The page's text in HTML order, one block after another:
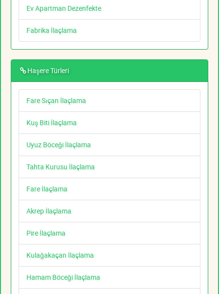
Ev Apartman Dezenfekte
Fabrika İlaçlama
Haşere Türleri
Fare Sıçan İlaçlama
Kuş Biti İlaçlama
Uyuz Böceği İlaçlama
Tahta Kurusu İlaçlama
Fare İlaçlama
Akrep İlaçlama
Pire İlaçlama
Kulağakaçan İlaçlama
Hamam Böceği İlaçlama